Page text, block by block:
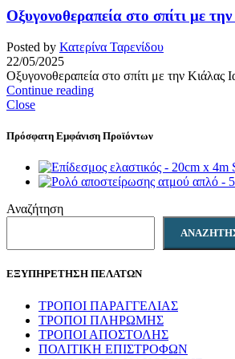
Οξυγονοθεραπεία στο σπίτι με
Posted by Κατερίνα Ταρενίδου
22/05/2025
Οξυγονοθεραπεία στο σπίτι με την Κιάλας
Continue reading
Close
Πρόσφατη Εμφάνιση Προϊόντων
Αναζήτηση
ΕΞΥΠΗΡΕΤΗΣΗ ΠΕΛΑΤΩΝ
ΤΡΟΠΟΙ ΠΑΡΑΓΓΕΛΙΑΣ
ΤΡΟΠΟΙ ΠΛΗΡΩΜΗΣ
ΤΡΟΠΟΙ ΑΠΟΣΤΟΛΗΣ
ΠΟΛΙΤΙΚΗ ΕΠΙΣΤΡΟΦΩΝ